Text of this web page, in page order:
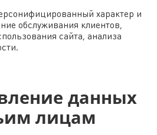
характер и
обслуживания клиентов,
сайта, анализа
данных
лицам